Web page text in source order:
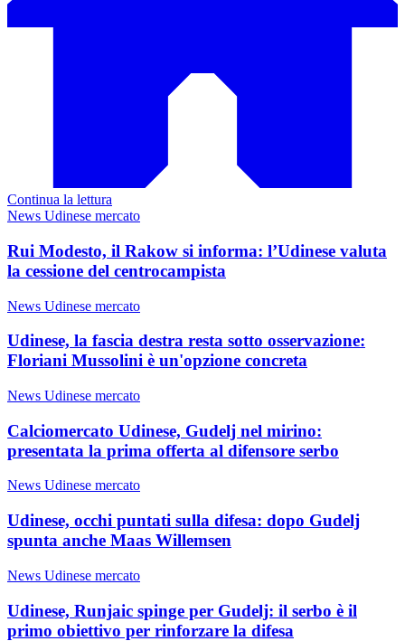
Continua la lettura
News Udinese mercato
Rui Modesto, il Rakow si informa: l’Udinese valuta
la cessione del centrocampista
News Udinese mercato
Udinese, la fascia destra resta sotto osservazione:
Floriani Mussolini è un'opzione concreta
News Udinese mercato
Calciomercato Udinese, Gudelj nel mirino:
presentata la prima offerta al difensore serbo
News Udinese mercato
Udinese, occhi puntati sulla difesa: dopo Gudelj
spunta anche Maas Willemsen
News Udinese mercato
Udinese, Runjaic spinge per Gudelj: il serbo è il
primo obiettivo per rinforzare la difesa